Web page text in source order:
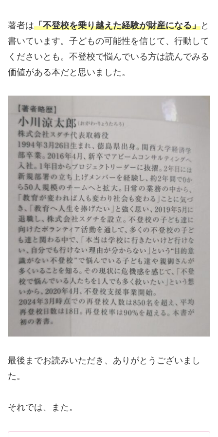
著者は「不登校を乗り越えた経験が財産になる」と
書いています。子どもの可能性を信じて、行動して
くださいとも。不登校で悩んでいる方は読んでみる
価値がある本だと思いました。
最後までお読みいただき、ありがとうございまし
た。
それでは、また。